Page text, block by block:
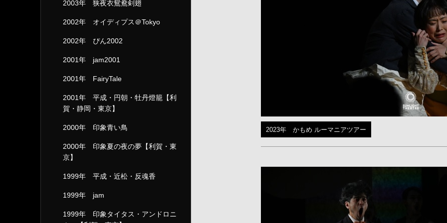
2023年 かもめ ルーマニアツアー
2003年 狭夜衣鴛鴦剣翅
2002年 オイディプス＠Tokyo
2002年 ぴん2002
2001年 jam2001
2001年 FairyTale
2001年 平成・円朝・牡丹燈籠【利
賀・静岡・東京】
2000年 印象青い鳥
2000年 印象夏の夜の夢【利賀・東
京】
1999年 平成・近松・反魂香
1999年 jam
1999年 印象タイタス・アンドロニ